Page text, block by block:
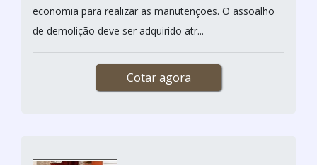
economia para realizar as manutenções. O assoalho
de demolição deve ser adquirido atr...
Cotar agora